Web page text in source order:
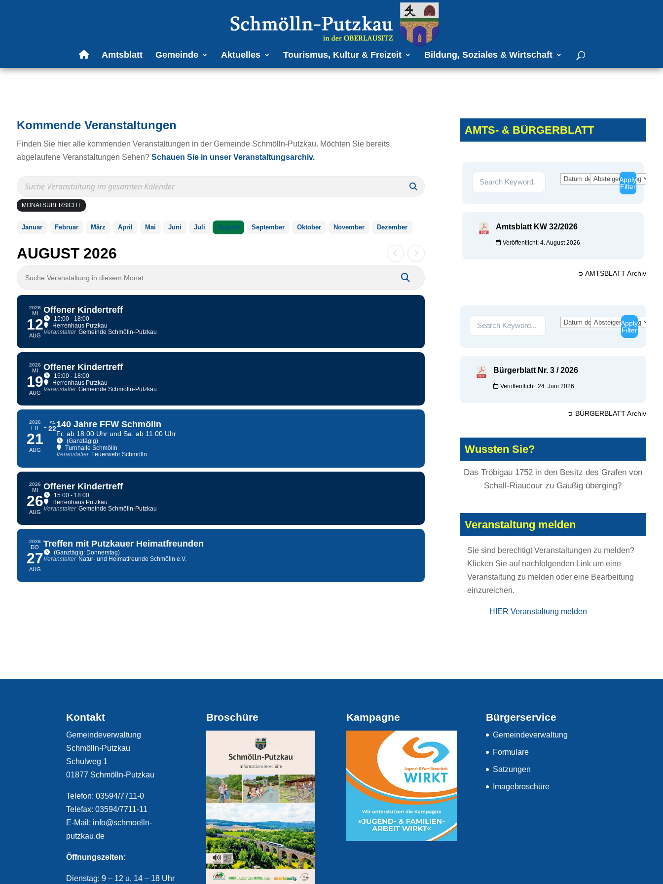
Amtsblatt Gemeinde Aktuelles Tourismus, Kultur & Freizeit Bildung, Soziales & Wirtschaft
Kommende Veranstaltungen
Finden Sie hier alle kommenden Veranstaltungen in der Gemeinde Schmölln-Putzkau. Möchten Sie bereits
abgelaufene Veranstaltungen Sehen? Schauen Sie in unser Veranstaltungsarchiv.
MONATSÜBERSICHT
Januar Februar März April Mai Juni Juli August September Oktober November Dezember
AUGUST 2026
2026
MI
12
AUG
Offener Kindertreff
15:00 - 18:00
Herrenhaus Putzkau
Veranstalter Gemeinde Schmölln-Putzkau
2026
MI
19
AUG
Offener Kindertreff
15:00 - 18:00
Herrenhaus Putzkau
Veranstalter Gemeinde Schmölln-Putzkau
2026
FR
21
AUG
SA
22140 Jahre FFW Schmölln
Fr. ab 18.00 Uhr und Sa. ab 11.00 Uhr
(Ganztägig)
Turnhalle Schmölln
Veranstalter Feuerwehr Schmölln
2026
MI
26
AUG
Offener Kindertreff
15:00 - 18:00
Herrenhaus Putzkau
Veranstalter Gemeinde Schmölln-Putzkau
2026
DO
27
AUG
Treffen mit Putzkauer Heimatfreunden
(Ganztägig: Donnerstag)
Veranstalter Natur- und Heimatfreunde Schmölln e.V.
AMTS- & BÜRGERBLATT
Apply
Filter
Amtsblatt KW 32/2026
Veröffentlicht: 4. August 2026
➲ AMTSBLATT Archiv
Apply
Filter
Bürgerblatt Nr. 3 / 2026
Veröffentlicht: 24. Juni 2026
➲ BÜRGERBLATT Archiv
Wussten Sie?
Das Tröbigau 1752 in den Besitz des Grafen von
Schall-Riaucour zu Gaußig überging?
Veranstaltung melden
Sie sind berechtigt Veranstaltungen zu melden?
Klicken Sie auf nachfolgenden Link um eine
Veranstaltung zu melden oder eine Bearbeitung
einzureichen.
HIER Veranstaltung melden
Kontakt
Gemeindeverwaltung
Schmölln-Putzkau
Schulweg 1
01877 Schmölln-Putzkau
Telefon: 03594/7711-0
Telefax: 03594/7711-11
E-Mail: info@schmoelln-
putzkau.de
Öffnungszeiten:
Dienstag: 9 – 12 u. 14 – 18 Uhr
Broschüre Kampagne Bürgerservice
Gemeindeverwaltung
Formulare
Satzungen
Imagebroschüre